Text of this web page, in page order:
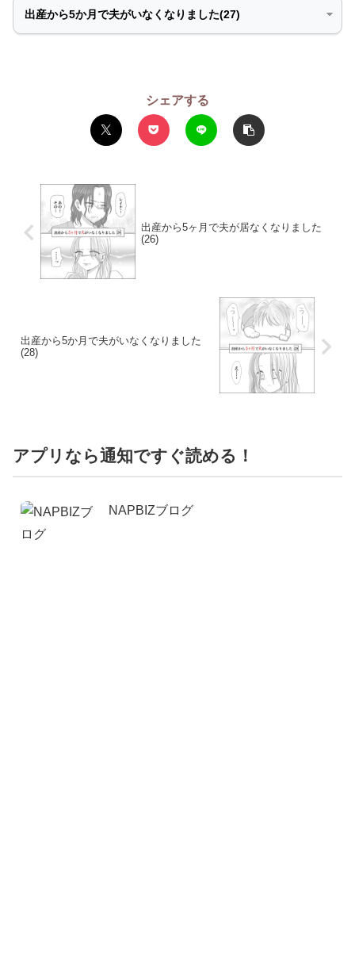
シェアする
出産から5ヶ月で夫が居なくなりました
(26)
出産から5か月で夫がいなくなりました
(28)
アプリなら通知ですぐ読める！
NAPBIZブログ